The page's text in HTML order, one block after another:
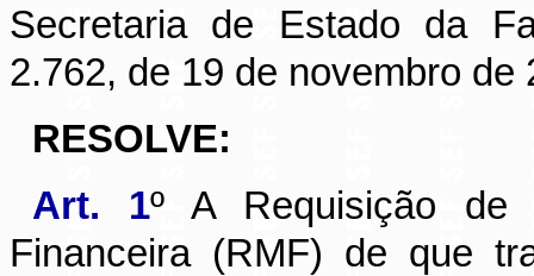
Secretaria de Estado da
2.762, de 19 de novembro de
RESOLVE:
Art. 1º A Requisição de
Financeira (RMF) de que